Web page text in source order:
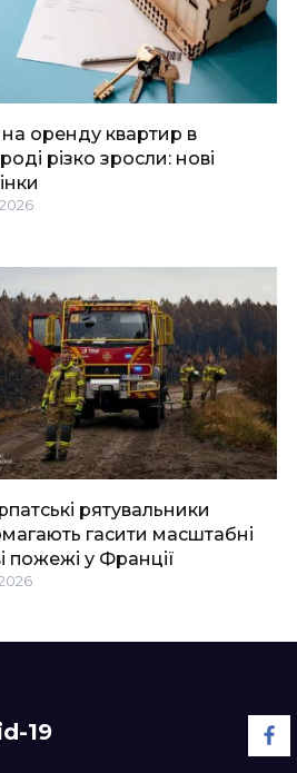
на оренду квартир в
різко зросли: нові
рятувальники
гасити масштабні
пожежі у Франції
19